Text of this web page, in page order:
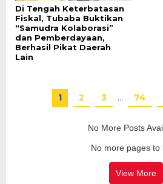
Di Tengah Keterbatasan
Fiskal, Tubaba Buktikan
“Samudra Kolaborasi”
dan Pemberdayaan,
Berhasil Pikat Daerah
Lain
1 2 3 … 74
No More Posts
No more pages to
View More